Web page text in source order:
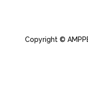
Copyright ©